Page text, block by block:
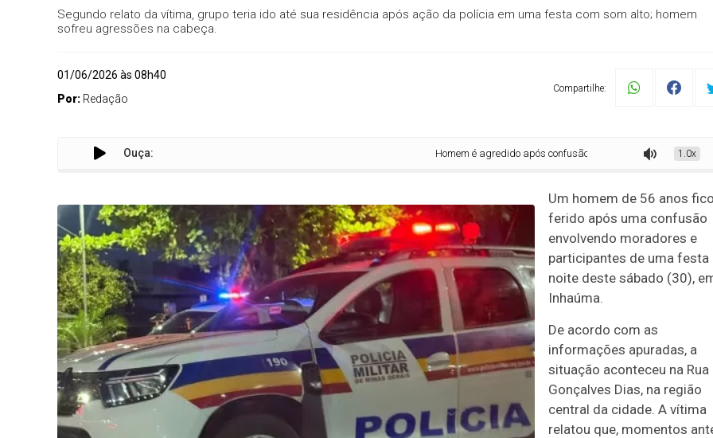
Segundo relato da vítima, grupo teria ido até sua residência após ação da polícia em uma festa com som alto; homem
sofreu agressões na cabeça.
01/06/2026 às 08h40
Por: Redação
Compartilhe:
Ouça: Homem é agredido após confusão envolvendo festa e vizinhos em1.0x
Um homem de 56 anos
ferido após uma confusão
envolvendo moradores e
participantes de uma festa
noite deste sábado (30),
Inhaúma.
De acordo com as
informações apuradas, a
situação aconteceu na Rua
Gonçalves Dias, na região
central da cidade. A vítima
relatou que, momentos